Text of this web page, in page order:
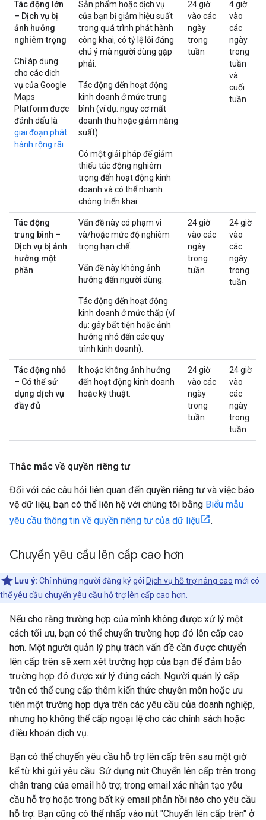
Tác động lớn
– Dịch vụ bị
ảnh hưởng
nghiêm trọng
Chỉ áp dụng
cho các dịch
vụ của Google
Maps
Platform được
đánh dấu là
giai đoạn phát
hành rộng rãi
Sản phẩm hoặc dịch vụ
của bạn bị giảm hiệu suất
trong quá trình phát hành
công khai, có tỷ lệ lỗi đáng
chú ý mà người dùng gặp
phải.
Tác động đến hoạt động
kinh doanh ở mức trung
bình (ví dụ: nguy cơ mất
doanh thu hoặc giảm năng
suất).
Có một giải pháp để giảm
thiểu tác động nghiêm
trọng đến hoạt động kinh
doanh và có thể nhanh
chóng triển khai.
24 giờ
vào các
ngày
trong
tuần
4 giờ
vào
các
ngày
trong
tuần
và
cuối
tuần
Tác động
trung bình –
Dịch vụ bị ảnh
hưởng một
phần
Vấn đề này có phạm vi
và/hoặc mức độ nghiêm
trọng hạn chế.
Vấn đề này không ảnh
hưởng đến người dùng.
Tác động đến hoạt động
kinh doanh ở mức thấp (ví
dụ: gây bất tiện hoặc ảnh
hưởng nhỏ đến các quy
trình kinh doanh).
24 giờ
vào các
ngày
trong
tuần
24 giờ
vào
các
ngày
trong
tuần
Tác động nhỏ
– Có thể sử
dụng dịch vụ
đầy đủ
Ít hoặc không ảnh hưởng
đến hoạt động kinh doanh
hoặc kỹ thuật.
24 giờ
vào các
ngày
trong
tuần
24 giờ
vào
các
ngày
trong
tuần
Thắc mắc về quyền riêng tư
Đối với các câu hỏi liên quan đến quyền riêng tư và việc bảo
vệ dữ liệu, bạn có thể liên hệ với chúng tôi bằng Biểu mẫu
yêu cầu thông tin về quyền riêng tư của dữ liệu
.
Chuyển yêu cầu lên cấp cao hơn
Lưu ý: Chỉ những người đăng ký gói Dịch vụ hỗ trợ nâng cao mới có
thể yêu cầu chuyển yêu cầu hỗ trợ lên cấp cao hơn.
Nếu cho rằng trường hợp của mình không được xử lý một
cách tối ưu, bạn có thể chuyển trường hợp đó lên cấp cao
hơn. Một người quản lý phụ trách vấn đề cần được chuyển
lên cấp trên sẽ xem xét trường hợp của bạn để đảm bảo
trường hợp đó được xử lý đúng cách. Người quản lý cấp
trên có thể cung cấp thêm kiến thức chuyên môn hoặc ưu
tiên một trường hợp dựa trên các yêu cầu của doanh nghiệp,
nhưng họ không thể cấp ngoại lệ cho các chính sách hoặc
điều khoản dịch vụ.
Bạn có thể chuyển yêu cầu hỗ trợ lên cấp trên sau một giờ
kể từ khi gửi yêu cầu. Sử dụng nút Chuyển lên cấp trên trong
chân trang của email hỗ trợ, trong email xác nhận tạo yêu
cầu hỗ trợ hoặc trong bất kỳ email phản hồi nào cho yêu cầu
hỗ trợ. Bạn cũng có thể nhấp vào nút "Chuyển lên cấp trên" ở